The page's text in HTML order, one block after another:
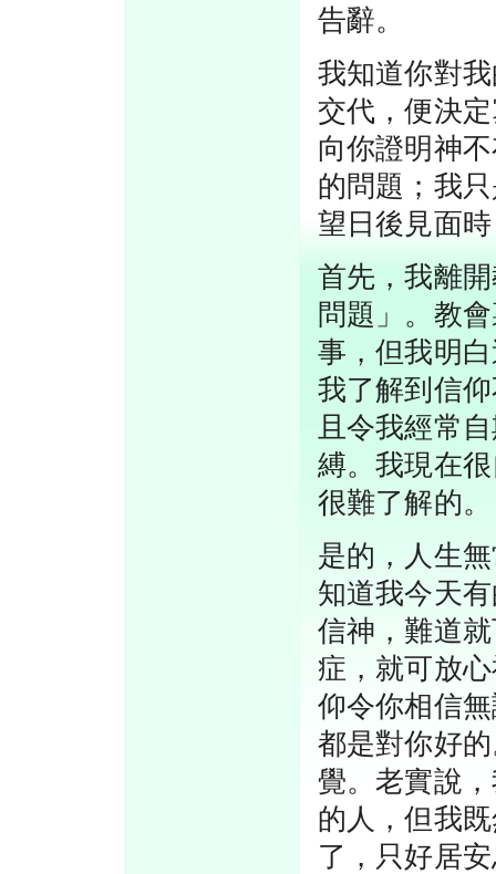
告辭。
我知道你對
交代，便決
向你證明神
的問題；我
望日後見面
首先，我離
問題」。教
事，但我明
我了解到信
且令我經常
縛。我現在
很難了解的。
是的，人生
知道我今天
信神，難道
症，就可放
仰令你相信
都是對你好
覺。老實說
的人，但我
了，只好居